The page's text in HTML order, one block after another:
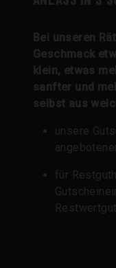
Bei unseren
Geschmack
klein, etwas
sanfter und
selbst aus
unsere
für